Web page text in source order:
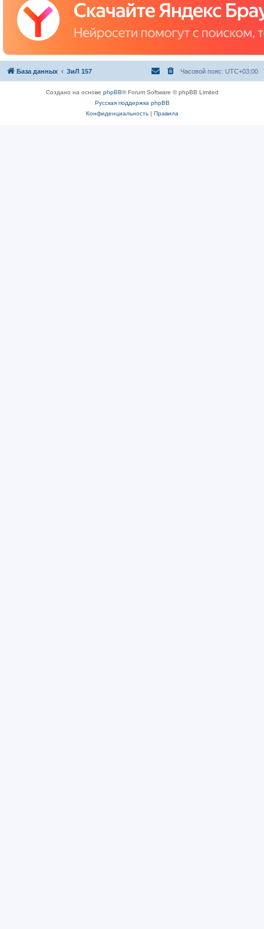
База данных ЗиЛ 157 Часовой пояс: UTC+03:00
Создано на основе phpBB® Forum Software © phpBB Limited
Русская поддержка phpBB
Конфиденциальность| Правила